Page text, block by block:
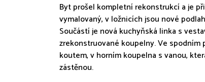
Byt prošel kompletní rekonstrukcí a je
vymalovaný, v ložnicích jsou nové
Součástí je nová kuchyňská linka s
zrekonstruované koupelny. Ve
koutem, v horním koupelna s vanou,
zástěnou.